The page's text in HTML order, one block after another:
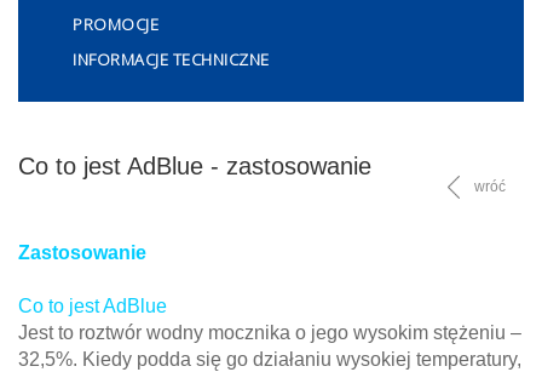
PROMOCJE
INFORMACJE TECHNICZNE
Co to jest AdBlue - zastosowanie
wróć
Zastosowanie
Co to jest AdBlue
Jest to roztwór wodny mocznika o jego wysokim stężeniu –
32,5%. Kiedy podda się go działaniu wysokiej temperatury,